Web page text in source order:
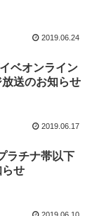
2019.06.24
ベオンライン
送のお知らせ
2019.06.17
ラチナ帯以下
せ